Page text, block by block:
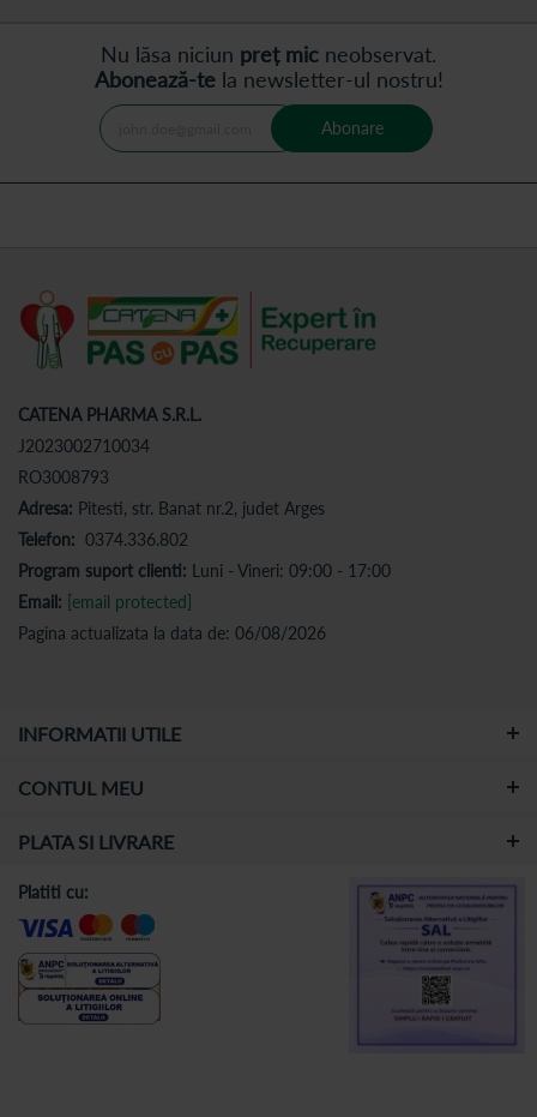
Nu lăsa niciun preț mic neobservat.
Abonează-tela newsletter-ul nostru!
Abonare
CATENA PHARMA S.R.L.
J2023002710034
RO3008793
Adresa: Pitesti, str. Banat nr.2, judet Arges
Telefon: 0374.336.802
Program suport clienti: Luni - Vineri: 09:00 - 17:00
Email: [email protected]
Pagina actualizata la data de: 06/08/2026
INFORMATII UTILE
CONTUL MEU
PLATA SI LIVRARE
Platiti cu: